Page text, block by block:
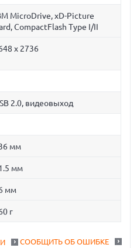
MicroDrive, xD-Picture
CompactFlash Type I/II
x 2736
2.0, видеовыход
мм
мм
мм
г
СООБЩИТЬ ОБ ОШИБКЕ